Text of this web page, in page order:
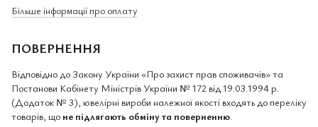
Більше інформації про оплату
ПОВЕРНЕННЯ
Відповідно до Закону України «Про захист прав споживачів» та
Постанови Кабінету Міністрів України № 172 від 19.03.1994 р.
(Додаток № 3), ювелірні вироби належної якості входять до переліку
товарів, що не підлягають обміну та поверненню